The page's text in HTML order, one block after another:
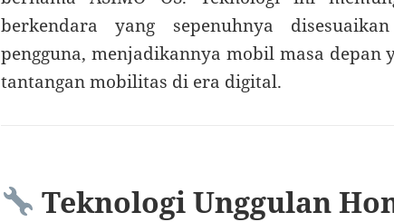
berkendara yang sepenuhnya
pengguna, menjadikannya mobil masa depan
tantangan mobilitas di era digital.
Teknologi Unggulan